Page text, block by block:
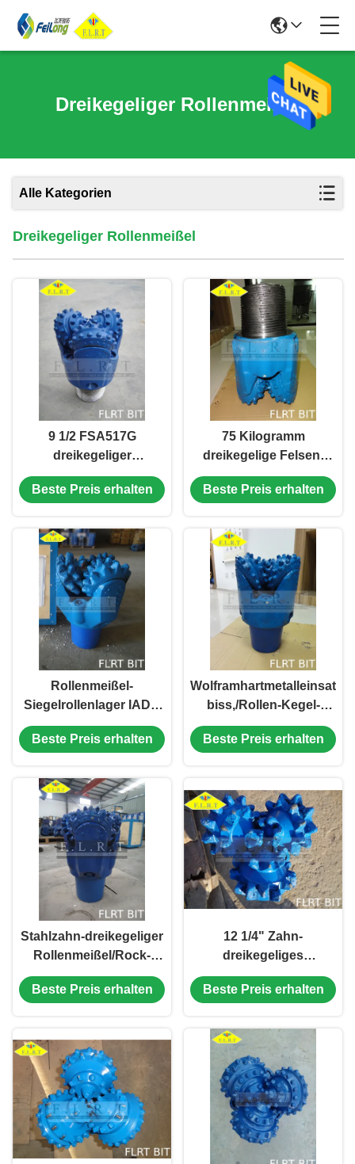
Dreikegeliger Rollenmeißel
Alle Kategorien
Dreikegeliger Rollenmeißel
9 1/2 FSA517G
dreikegeliger
Rollenmeißel mit
Siegellager/Gleitlager
Beste Preis erhalten
75 Kilogramm
dreikegelige Felsen-
Stückchen-/Felsen-
Bohrgeräte 9 1/2“
Bohrung
Beste Preis erhalten
Rollenmeißel-
Siegelrollenlager IADC
435 dreikegeliges für
Baugeräte
Beste Preis erhalten
Wolframhartmetalleinsatz
biss,/Rollen-Kegel-
Bohrer für mittelharte
Bildung
Beste Preis erhalten
Stahlzahn-dreikegeliger
Rollenmeißel/Rock-
Karbid-Bohrer für harte
Bildung
Beste Preis erhalten
12 1/4" Zahn-
dreikegeliges
Stückchen der
Mühlefsg124 mit
rollenlager-API-7-1
Beste Preis erhalten